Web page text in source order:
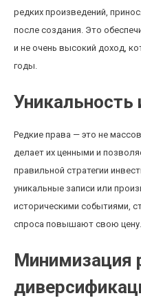
редких произведений,
после создания. Это
и не очень высокий доход,
годы.
Уникальность
Редкие права — это не
делает их ценными и
правильной стратегии
уникальные записи или
историческими событиями,
спроса повышают свою цену.
Минимизация